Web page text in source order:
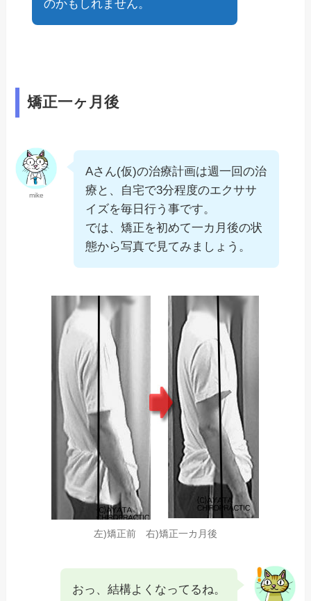
のかもしれません。
矯正一ヶ月後
mike
Aさん(仮)の治療計画は週一回の治
療と、自宅で3分程度のエクササ
イズを毎日行う事です。
では、矯正を初めて一カ月後の状
態から写真で見てみましょう。
左)矯正前 右)矯正一カ月後
おっ、結構よくなってるね。